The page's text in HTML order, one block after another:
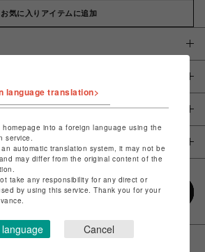
お気に入りアイテムに追加
language translation>
homepage into a foreign language using the
service.
automatic translation system, it may not be
may differ from the original content of the
take any responsibility for any direct or
by using this service. Thank you for your
Cancel